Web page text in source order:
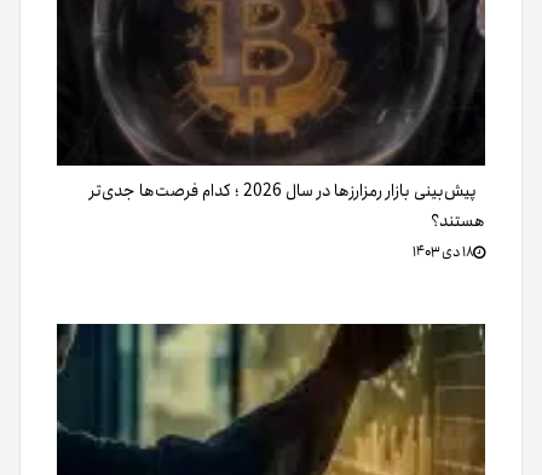
پیش‌بینی‌ بازار رمزارزها در سال 2026 ؛ کدام فرصت‌ها جدی‌تر
هستند؟
۱۸ دی ۱۴۰۳